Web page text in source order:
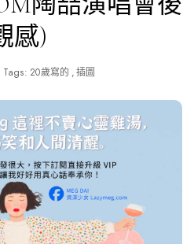
感)
Tags: 20歲寫的 插圖